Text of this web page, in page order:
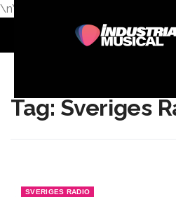
\n\n
Tag: Sveriges
SVERIGES RADIO